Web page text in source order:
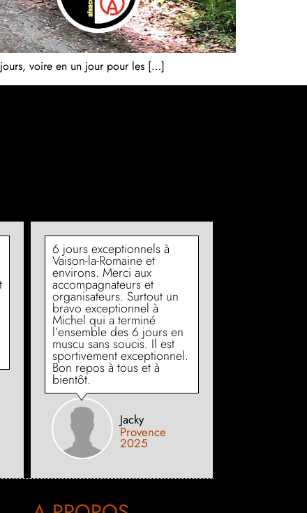
jours, voire en un jour pour les […]
6 jours exceptionnels à
Vaison-la-Romaine et
environs. Merci aux
accompagnateurs et
organisateurs. Surtout un
bravo exceptionnel à
Michel qui a terminé
l’ensemble des 6 jours en
muscu sans soucis. Il est
sportivement exceptionnel.
Bon repos à tous et à
bientôt.
Jacky
Provence
2025